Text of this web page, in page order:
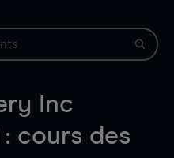
Inc
: cours des